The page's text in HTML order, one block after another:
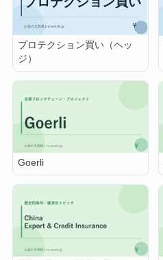
プロテクション買い（ヘッ
ジ）
Goerli